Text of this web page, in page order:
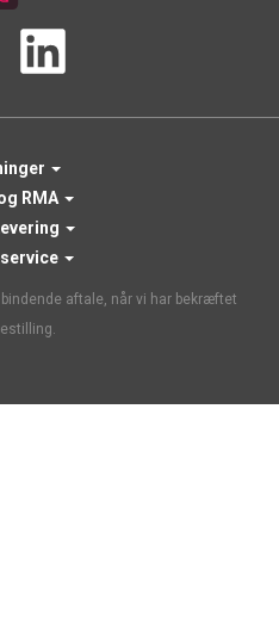
RMA
aftale, når vi har bekræftet